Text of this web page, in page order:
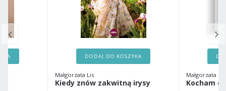
DODAJ DO KOSZYKA
Małgorzata Lis
Kiedy znów zakwitną irysy
Małgorzata Lis
Kocham